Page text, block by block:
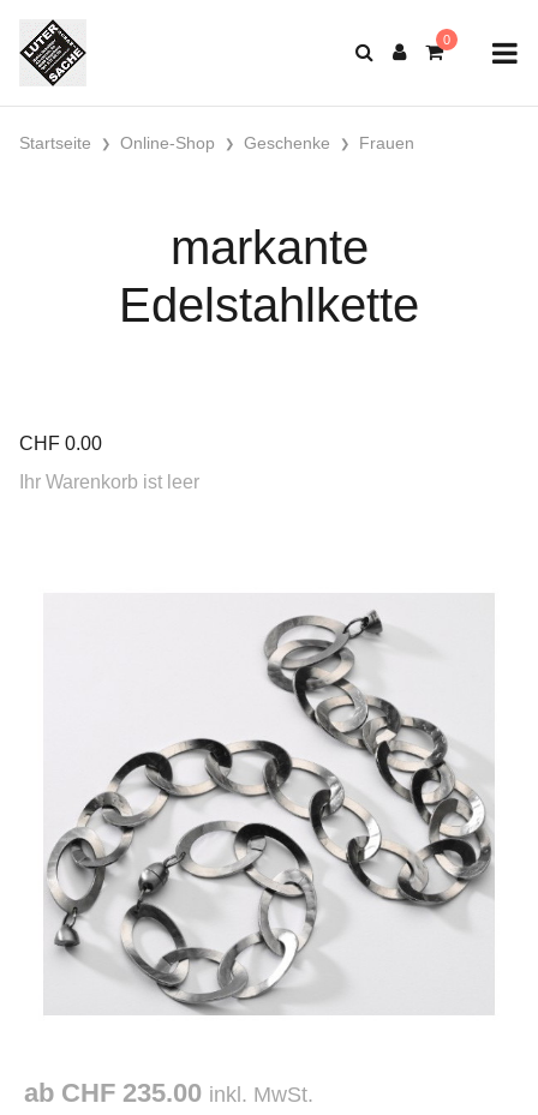
Startseite Online-Shop Geschenke Frauen
markante
Edelstahlkette
CHF 0.00
Ihr Warenkorb ist leer
ab CHF 235.00 inkl. MwSt.